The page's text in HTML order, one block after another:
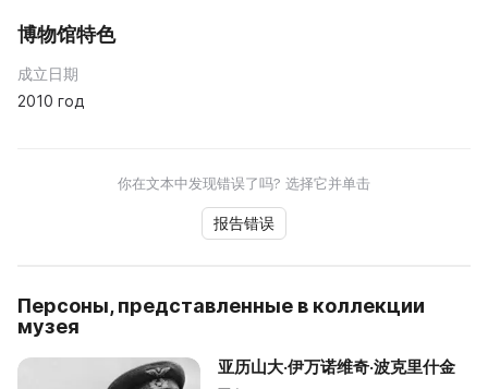
博物馆特色
成立日期
2010 год
你在文本中发现错误了吗? 选择它并单击
报告错误
Персоны, представленные в коллекции
музея
亚历山大·伊万诺维奇·波克里什金